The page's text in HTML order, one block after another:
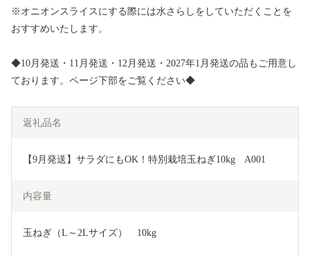
※オニオンスライスにする際には水さらしをしていただくことを
おすすめいたします。
◆10月発送・11月発送・12月発送・2027年1月発送の品もご用意し
ております。ページ下部をご覧ください◆
返礼品名
【9月発送】サラダにもOK！特別栽培玉ねぎ10kg　A001
内容量
玉ねぎ（L～2Lサイズ）　10kg